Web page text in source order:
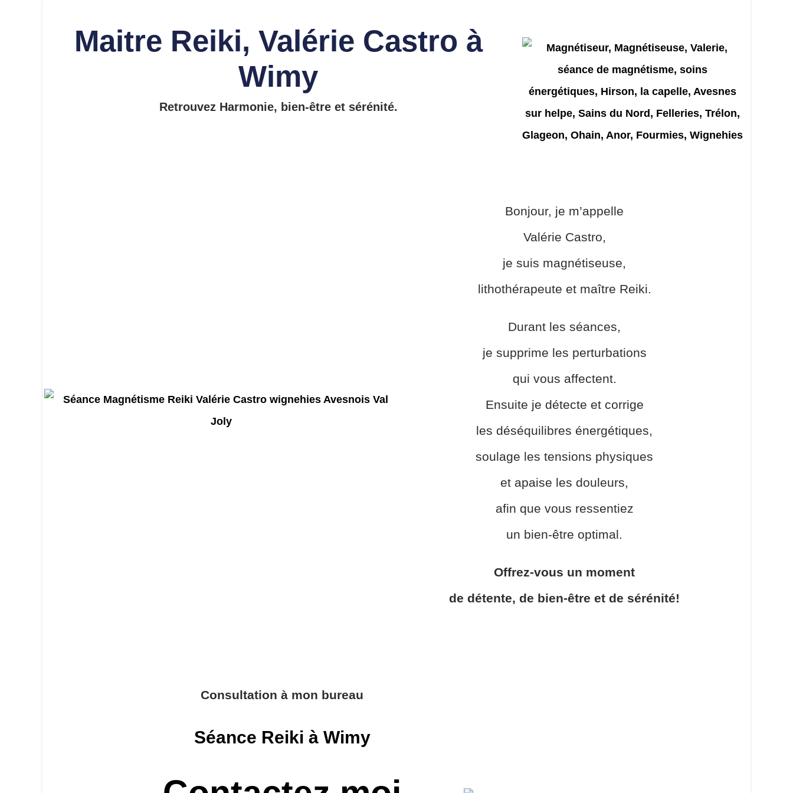
Maitre Reiki, Valérie Castro à
Wimy
Retrouvez Harmonie, bien-être et sérénité.
Bonjour, je m’appelle
Valérie Castro,
je suis magnétiseuse,
lithothérapeute et maître Reiki.
Durant les séances,
je supprime les perturbations
qui vous affectent.
Ensuite je détecte et corrige
les déséquilibres énergétiques,
soulage les tensions physiques
et apaise les douleurs,
afin que vous ressentiez
un bien-être optimal.
Offrez-vous un moment
de détente, de bien-être et de sérénité!
Consultation à mon bureau
Séance Reiki à Wimy